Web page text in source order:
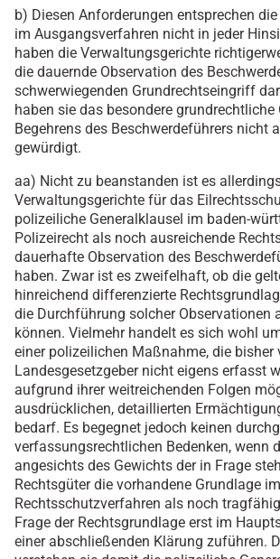
b) Diesen Anforderungen entsprechen
im Ausgangsverfahren nicht in jeder
haben die Verwaltungsgerichte
die dauernde Observation des
schwerwiegenden Grundrechtseingriff
haben sie das besondere grundrechtliche
Begehrens des Beschwerdeführers nicht
gewürdigt.
aa) Nicht zu beanstanden ist es
Verwaltungsgerichte für das
polizeiliche Generalklausel im baden-
Polizeirecht als noch ausreichende
dauerhafte Observation des
haben. Zwar ist es zweifelhaft, ob die
hinreichend differenzierte
die Durchführung solcher Observationen
können. Vielmehr handelt es sich wohl
einer polizeilichen Maßnahme, die bisher
Landesgesetzgeber nicht eigens erfasst
aufgrund ihrer weitreichenden Folgen
ausdrücklichen, detaillierten
bedarf. Es begegnet jedoch keinen
verfassungsrechtlichen Bedenken, wenn
angesichts des Gewichts der in Frage
Rechtsgüter die vorhandene Grundlage
Rechtsschutzverfahren als noch
Frage der Rechtsgrundlage erst im
einer abschließenden Klärung zuführen.